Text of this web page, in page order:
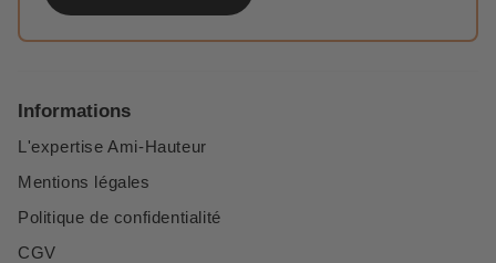
Informations
L'expertise Ami-Hauteur
Mentions légales
Politique de confidentialité
CGV